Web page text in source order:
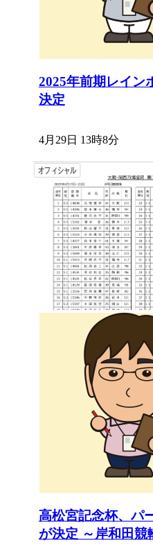
2025年前期レイン
決定
4月29日 13時8分
高松宮記念杯、パ
が決定 ～岸和田競